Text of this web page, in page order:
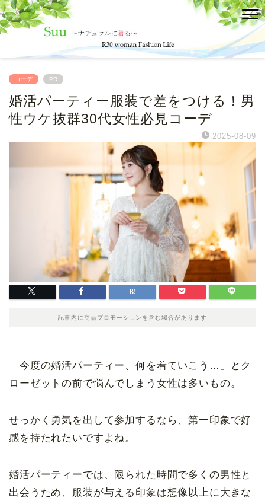
コーデ PR
婚活パーティー服装で差をつける！男
性ウケ抜群30代女性必見コーデ
2025-08-09
記事内に商品プロモーションを含む場合があります
「今度の婚活パーティー、何を着ていこう…」とク
ローゼットの前で悩んでしまう女性は多いもの。
せっかく勇気を出して参加するなら、第一印象で好
感を持たれたいですよね。
婚活パーティーでは、限られた時間で多くの男性と
出会うため、服装が与える印象は想像以上に大きな